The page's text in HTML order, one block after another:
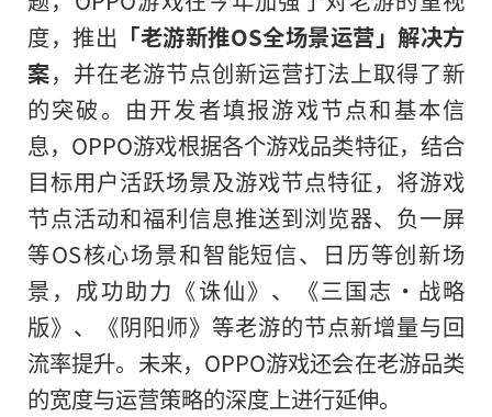
度，推出 「老游新推OS全场景运营」解决方
案，并在老游节点创新运营打法上取得了新
的突破。由开发者填报游戏节点和基本信
息，OPPO游戏根据各个游戏品类特征，结合
目标用户活跃场景及游戏节点特征，将游戏
节点活动和福利信息推送到浏览器、负一屏
等OS核心场景和智能短信、日历等创新场
景，成功助力《诛仙》、《三国志·战略
版》、《阴阳师》等老游的节点新增量与回
流率提升。未来，OPPO游戏还会在老游品类
的宽度与运营策略的深度上进行延伸。